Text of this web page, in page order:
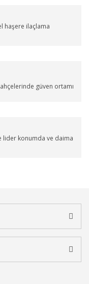
haşere ilaçlama
güven ortamı
lider konumda ve daima